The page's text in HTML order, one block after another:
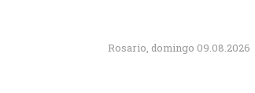
Rosario, domingo 09.08.2026